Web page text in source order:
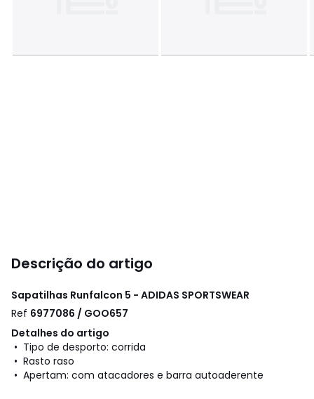
Descrição do artigo
Sapatilhas Runfalcon 5 - ADIDAS SPORTSWEAR
Ref 6977086 / GOO657
Detalhes do artigo
• Tipo de desporto: corrida
• Rasto raso
• Apertam: com atacadores e barra autoaderente